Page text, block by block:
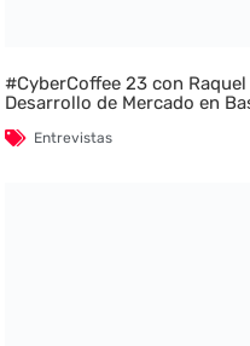
#CyberCoffee 23 con
Desarrollo de Mercado en
Entrevistas